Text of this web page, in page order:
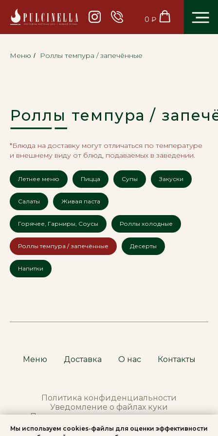
0 ₽
Меню / Роллы темпура / запечённые
*Блюда на доставку могут отличаться по температуре
и внешнему виду от блюд, подаваемых в заведении.
Летнее меню Пицца Супы Закуски
Салаты Живая паста
Горячее, Гарниры, Соусы Роллы холодные
Роллы темпура / запечённые Десерты
Напитки
Мы используем сookies-файлы для оценки эффективности
Меню Доставка О нас Контакты
Политика конфиденциальности
Уведомление о файлах куки
Правила продажитоваров в интернет